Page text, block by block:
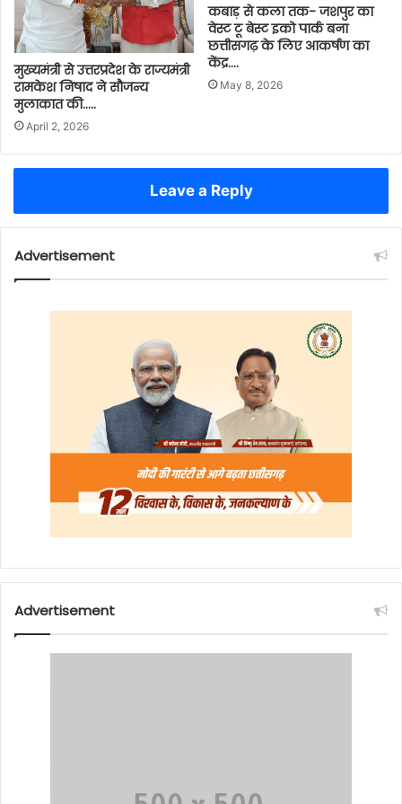
मुख्यमंत्री से उत्तरप्रदेश के राज्यमंत्री
रामकेश निषाद ने सौजन्य
मुलाकात की…..
April 2, 2026
कबाड़ से कला तक- जशपुर का
वेस्ट टू बेस्ट इको पार्क बना
छत्तीसगढ़ के लिए आकर्षण का
केंद्र….
May 8, 2026
Leave a Reply
Advertisement
Advertisement